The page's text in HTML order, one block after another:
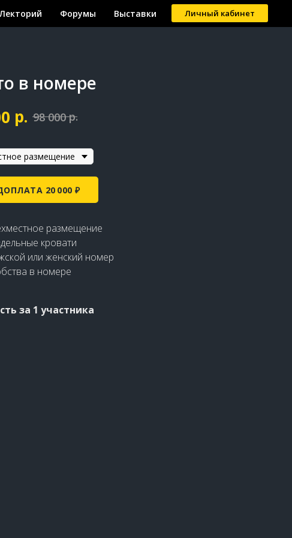
Лекторий Форумы Выставки Личный кабинет
в номере
р. 98 000 р.
20 000 ₽
размещение
кровати
или женский номер
в номере
за 1 участника